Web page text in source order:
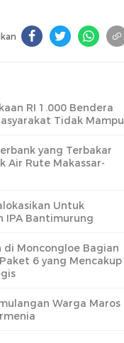
RI 1.000 Bendera
Tidak Mampu
yang Terbakar
Air Rute Makassar-
Untuk
IPA Bantimurung
di Moncongloe Bagian
6 yang Mencakup
Warga Maros